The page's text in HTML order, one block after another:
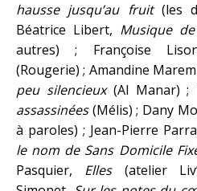
hausse jusqu’au fruit(les
Béatrice Libert, Musique
autres) ; Françoise
(Rougerie) ; Amandine
peu silencieux (Al Manar) ;
assassinées(Mélis) ; Dany
à paroles) ; Jean-Pierre
le nom de Sans Domicile
Pasquier, Elles (atelier